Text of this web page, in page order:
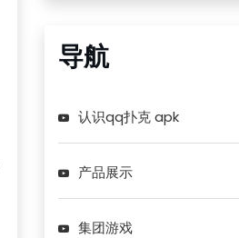
导航
认识qq扑克 apk
产品展示
集团游戏